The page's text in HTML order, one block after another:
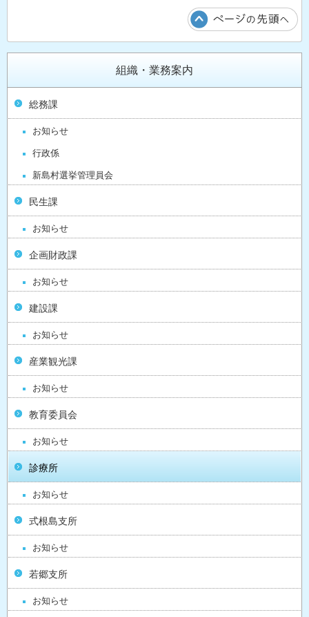
組織・業務案内
総務課
お知らせ
行政係
新島村選挙管理員会
民生課
お知らせ
企画財政課
お知らせ
建設課
お知らせ
産業観光課
お知らせ
教育委員会
お知らせ
診療所
お知らせ
式根島支所
お知らせ
若郷支所
お知らせ